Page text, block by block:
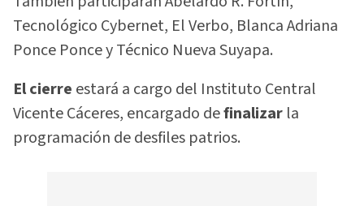
Tecnológico Cybernet, El Verbo, Blanca Adriana
Ponce Ponce y Técnico Nueva Suyapa.
El cierre estará a cargo del Instituto Central
Vicente Cáceres, encargado definalizar la
programación de desfiles patrios.